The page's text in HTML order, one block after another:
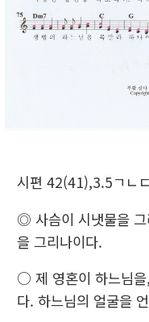
시편 42(41),3.5ㄱ
◎ 사슴이 시냇물을 그
을 그리나이다.
○ 제 영혼이 하느님을
다. 하느님의 얼굴을